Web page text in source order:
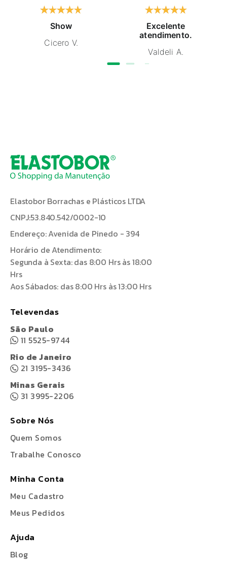
Show
Cicero V.
Excelente
atendimento.
Valdeli A.
Elastobor Borrachas e Plásticos LTDA
CNPJ:53.840.542/0002-10
Endereço: Avenida de Pinedo - 394
Horário de Atendimento:
Segunda à Sexta: das 8:00 Hrs às 18:00
Hrs
Aos Sábados: das 8:00 Hrs às 13:00 Hrs
Televendas
São Paulo
11 5525-9744
Rio de Janeiro
21 3195-3436
Minas Gerais
31 3995-2206
Sobre Nós
Quem Somos
Trabalhe Conosco
Minha Conta
Meu Cadastro
Meus Pedidos
Ajuda
Blog